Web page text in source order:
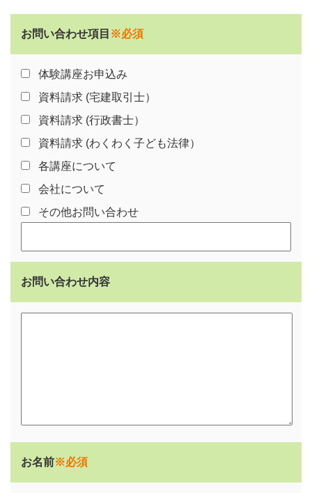
お問い合わせ項目 ※必須
体験講座お申込み
資料請求 (宅建取引士）
資料請求 (行政書士）
資料請求 (わくわく子ども法律）
各講座について
会社について
その他お問い合わせ
お問い合わせ内容
お名前※必須